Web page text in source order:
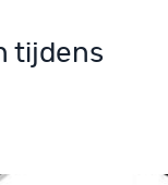
tijdens